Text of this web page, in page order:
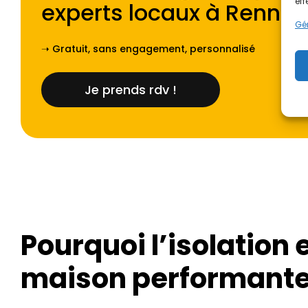
experts locaux à
➝ Gratuit, sans engagement, personnalisé
Je prends rdv !
Pourquoi l’isolation
maison